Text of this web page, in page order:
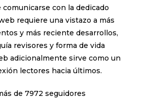
comunicarse con la dedicado
requiere una vistazo a más
y más reciente desarrollos,
revisores y forma de vida
adicionalmente sirve como un
lectores hacia últimos.
de 7972 seguidores